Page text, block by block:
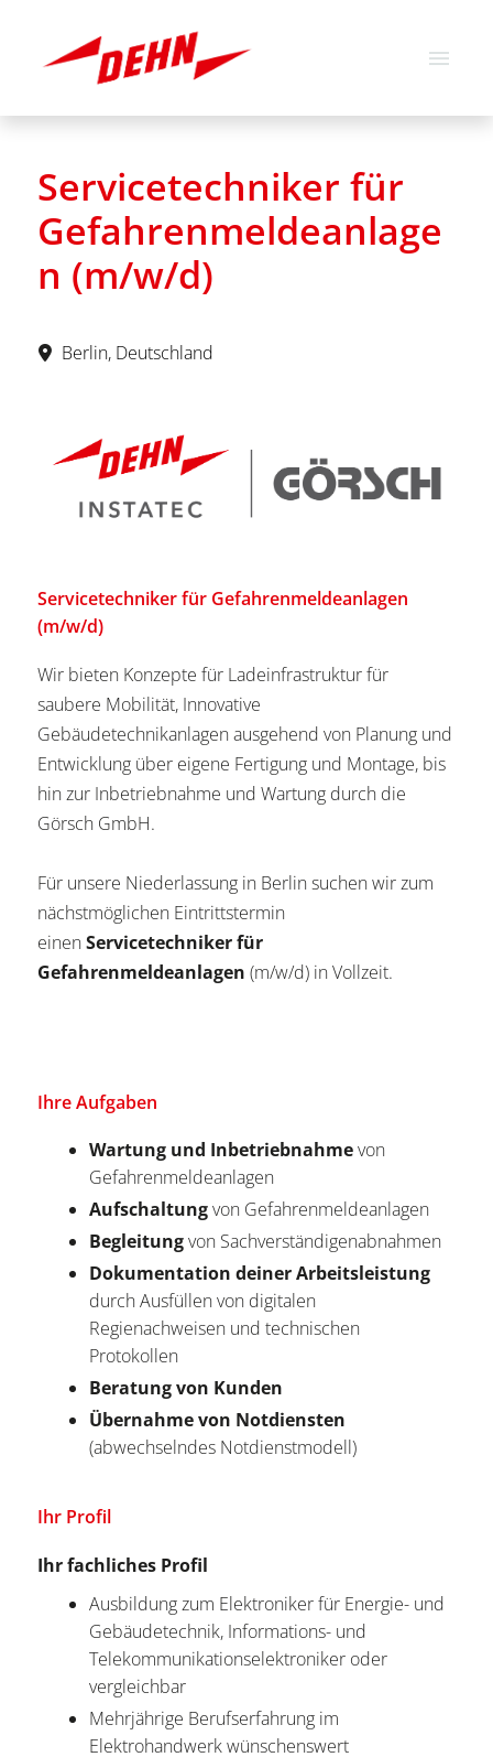
Stellenangebote
Über uns
Unsere Werte
Servicetechniker für
Gefahrenmeldeanlage
n (m/w/d)
Berlin, Deutschland
Servicetechniker für Gefahrenmeldeanlagen
(m/w/d)
Wir bieten Konzepte für Ladeinfrastruktur für
saubere Mobilität, Innovative
Gebäudetechnikanlagen ausgehend von Planung und
Entwicklung über eigene Fertigung und Montage, bis
hin zur Inbetriebnahme und Wartung durch die
Görsch GmbH.
Für unsere Niederlassung in Berlin suchen wir zum
nächstmöglichen Eintrittstermin
einenServicetechniker für
Gefahrenmeldeanlagen (m/w/d) in Vollzeit.
Ihre Aufgaben
Wartung und Inbetriebnahmevon
Gefahrenmeldeanlagen
Aufschaltungvon Gefahrenmeldeanlagen
Begleitungvon Sachverständigenabnahmen
Dokumentation deiner Arbeitsleistung
durch Ausfüllen von digitalen
Regienachweisen und technischen
Protokollen
Beratung von Kunden
Übernahme von Notdiensten
(abwechselndes Notdienstmodell)
Ihr Profil
Ihr fachliches Profil
Ausbildung zum Elektroniker für Energie- und
Gebäudetechnik, Informations- und
Telekommunikationselektroniker oder
vergleichbar
Mehrjährige Berufserfahrung im
Elektrohandwerk wünschenswert